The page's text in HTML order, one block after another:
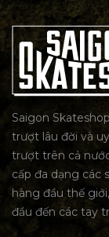
Saigon
trượt lâu đời và
trượt trên cả
cấp đa dạng các
hàng đầu thế
đầu đến các tay